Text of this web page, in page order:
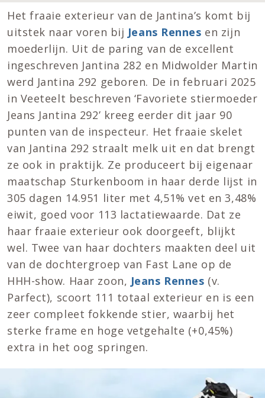
Het fraaie exterieur van de Jantina’s komt bij
uitstek naar voren bij Jeans Rennes en zijn
moederlijn. Uit de paring van de excellent
ingeschreven Jantina 282 en Midwolder Martin
werd Jantina 292 geboren. De in februari 2025
in Veeteelt beschreven ‘Favoriete stiermoeder
Jeans Jantina 292’ kreeg eerder dit jaar 90
punten van de inspecteur. Het fraaie skelet
van Jantina 292 straalt melk uit en dat brengt
ze ook in praktijk. Ze produceert bij eigenaar
maatschap Sturkenboom in haar derde lijst in
305 dagen 14.951 liter met 4,51% vet en 3,48%
eiwit, goed voor 113 lactatiewaarde. Dat ze
haar fraaie exterieur ook doorgeeft, blijkt
wel. Twee van haar dochters maakten deel uit
van de dochtergroep van Fast Lane op de
HHH-show. Haar zoon, Jeans Rennes (v.
Parfect), scoort 111 totaal exterieur en is een
zeer compleet fokkende stier, waarbij het
sterke frame en hoge vetgehalte (+0,45%)
extra in het oog springen.